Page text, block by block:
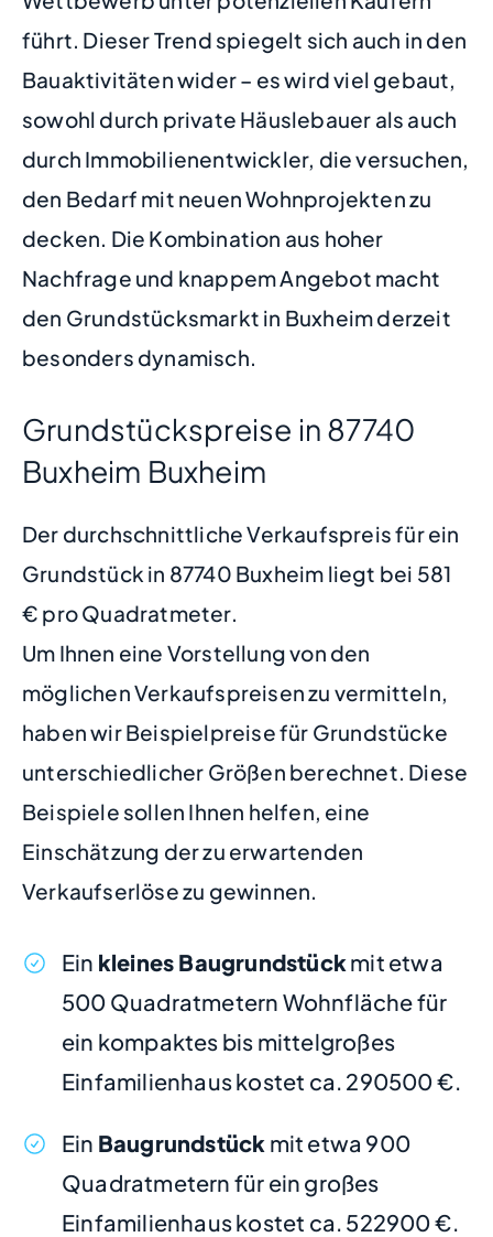
führt. Dieser Trend spiegelt sich auch in den
Bauaktivitäten wider – es wird viel gebaut,
sowohl durch private Häuslebauer als auch
durch Immobilienentwickler, die versuchen,
den Bedarf mit neuen Wohnprojekten zu
decken. Die Kombination aus hoher
Nachfrage und knappem Angebot macht
den Grundstücksmarkt in Buxheim derzeit
besonders dynamisch.
Grundstückspreise in 87740
Buxheim Buxheim
Der durchschnittliche Verkaufspreis für ein
Grundstück in 87740 Buxheim liegt bei 581
€ pro Quadratmeter.
Um Ihnen eine Vorstellung von den
möglichen Verkaufspreisen zu vermitteln,
haben wir Beispielpreise für Grundstücke
unterschiedlicher Größen berechnet. Diese
Beispiele sollen Ihnen helfen, eine
Einschätzung der zu erwartenden
Verkaufserlöse zu gewinnen.
Ein kleines Baugrundstückmit etwa
500 Quadratmetern Wohnfläche für
ein kompaktes bis mittelgroßes
Einfamilienhaus kostet ca. 290500 €.
Ein Baugrundstück mit etwa 900
Quadratmetern für ein großes
Einfamilienhaus kostet ca. 522900 €.